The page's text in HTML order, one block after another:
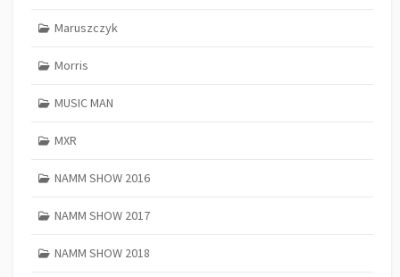
Maruszczyk
Morris
MUSIC MAN
MXR
NAMM SHOW 2016
NAMM SHOW 2017
NAMM SHOW 2018